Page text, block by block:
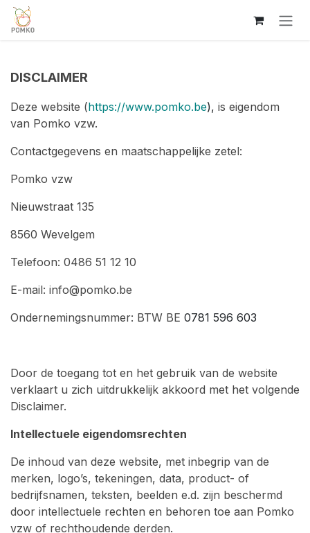
Overslaan naar inhoud
DISCLAIMER
Deze website (https://www.pomko.be), is eigendom
van Pomko vzw.
Contactgegevens en maatschappelijke zetel:
Pomko vzw
Nieuwstraat 135
8560 Wevelgem
Telefoon: 0486 51 12 10
E-mail: info@pomko.be
Ondernemingsnummer: BTW BE 0781 596 603
Door de toegang tot en het gebruik van de website
verklaart u zich uitdrukkelijk akkoord met het volgende
Disclaimer.
Intellectuele eigendomsrechten
De inhoud van deze website, met inbegrip van de
merken, logo’s, tekeningen, data, product- of
bedrijfsnamen, teksten, beelden e.d. zijn beschermd
door intellectuele rechten en behoren toe aan Pomko
vzw of rechthoudende derden.